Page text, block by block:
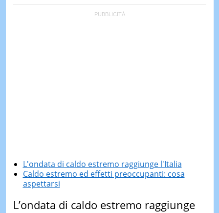
L'ondata di caldo estremo raggiunge l'Italia
Caldo estremo ed effetti preoccupanti: cosa
aspettarsi
L’ondata di caldo estremo raggiunge